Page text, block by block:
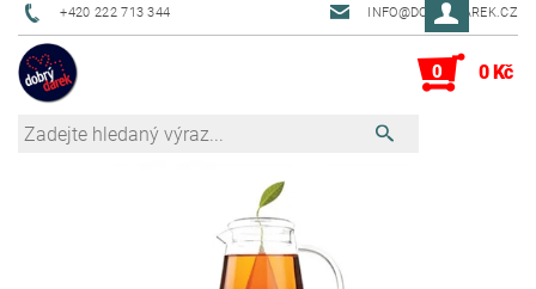
+420 222 713 344 INFO@DOBRYDAREK.CZ
0 0 Kč